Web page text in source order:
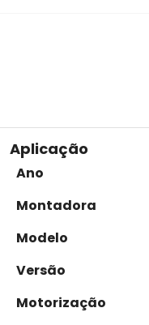
Aplicação
Ano
Montadora
Modelo
Versão
Motorização